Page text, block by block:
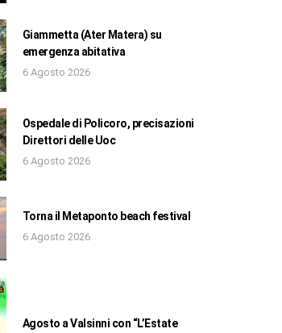
Giammetta (Ater Matera) su
emergenza abitativa
6 Agosto 2026
Ospedale di Policoro, precisazioni
Direttori delle Uoc
6 Agosto 2026
Torna il Metaponto beach festival
6 Agosto 2026
Agosto a Valsinni con “L’Estate